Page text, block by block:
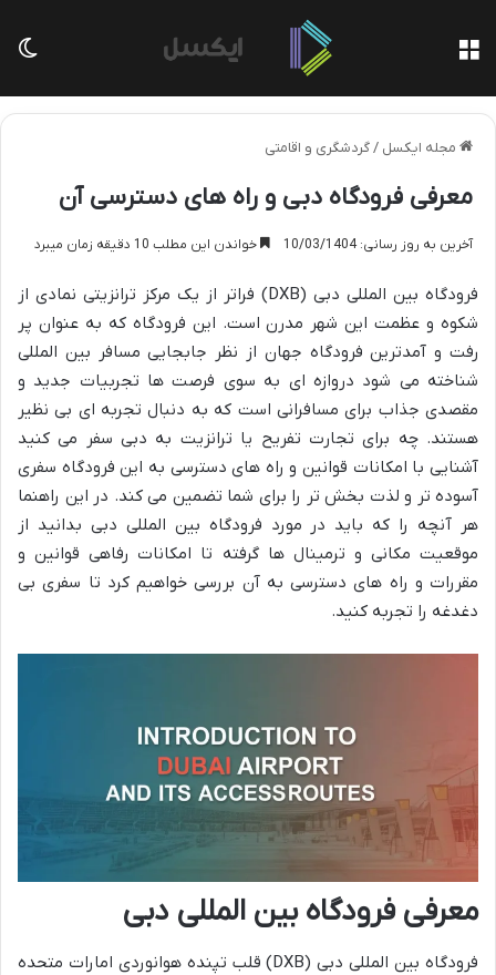
مجله ایکسل /گردشگری و اقامتی
معرفی فرودگاه دبی و راه های دسترسی آن
آخرین به روز رسانی: 10/03/1404 خواندن این مطلب 10 دقیقه زمان میبرد
فرودگاه بین المللی دبی (DXB) فراتر از یک مرکز ترانزیتی نمادی از
شکوه و عظمت این شهر مدرن است. این فرودگاه که به عنوان پر
رفت و آمدترین فرودگاه جهان از نظر جابجایی مسافر بین المللی
شناخته می شود دروازه ای به سوی فرصت ها تجربیات جدید و
مقصدی جذاب برای مسافرانی است که به دنبال تجربه ای بی نظیر
هستند. چه برای تجارت تفریح یا ترانزیت به دبی سفر می کنید
آشنایی با امکانات قوانین و راه های دسترسی به این فرودگاه سفری
آسوده تر و لذت بخش تر را برای شما تضمین می کند. در این راهنما
هر آنچه را که باید در مورد فرودگاه بین المللی دبی بدانید از
موقعیت مکانی و ترمینال ها گرفته تا امکانات رفاهی قوانین و
مقررات و راه های دسترسی به آن بررسی خواهیم کرد تا سفری بی
دغدغه را تجربه کنید.
معرفی فرودگاه بین المللی دبی
فرودگاه بین المللی دبی (DXB) قلب تپنده هوانوردی امارات متحده